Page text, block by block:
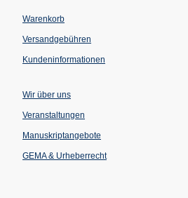
Warenkorb
Versandgebühren
Kundeninformationen
Wir über uns
Veranstaltungen
einem
Tab)
Manuskriptangebote
GEMA & Urheberrecht